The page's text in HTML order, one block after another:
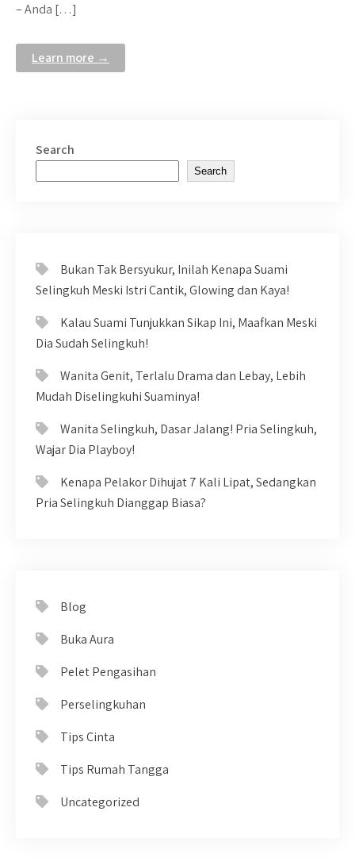
– Anda […]
Learn more →
Search
Search
Bukan Tak Bersyukur, Inilah Kenapa Suami
Selingkuh Meski Istri Cantik, Glowing dan Kaya!
Kalau Suami Tunjukkan Sikap Ini, Maafkan Meski
Dia Sudah Selingkuh!
Wanita Genit, Terlalu Drama dan Lebay, Lebih
Mudah Diselingkuhi Suaminya!
Wanita Selingkuh, Dasar Jalang! Pria Selingkuh,
Wajar Dia Playboy!
Kenapa Pelakor Dihujat 7 Kali Lipat, Sedangkan
Pria Selingkuh Dianggap Biasa?
Blog
Buka Aura
Pelet Pengasihan
Perselingkuhan
Tips Cinta
Tips Rumah Tangga
Uncategorized